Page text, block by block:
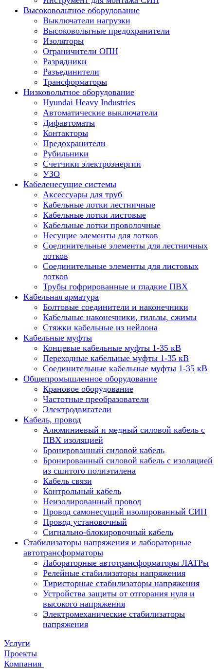
Высоковольтное оборудование
Выключатели нагрузки
Высоковольтные предохранители
Изоляторы
Ограничители ОПН
Разрядники
Разъединители
Трансформаторы
Низковольтное оборудование
Hyundai Heavy Industries
Автоматические выключатели
Дифавтоматы
Контакторы
Предохранители
Рубильники
Счетчики электроэнергии
УЗО
Кабеленесущие системы
Аксессуары для труб
Кабельные лотки лестничные
Кабельные лотки листовые
Кабельные лотки проволочные
Несущие элементы для лотков
Соединительные элементы для лестничных
лотков
Соединительные элементы для листовых
лотков
Трубы гофрированные и гладкие ПВХ
Кабельная арматура
Болтовые соединители и наконечники
Кабельные наконечники, гильзы, сжимы
Стяжки кабельные из нейлона
Кабельные муфты
Концевые кабельные муфты 1-35 кВ
Переходные кабельные муфты 1-35 кВ
Соединительные кабельные муфты 1-35 кВ
Общепромышленное оборудование
Крановое оборудование
Частотные преобразователи
Электродвигатели
Кабель, провод
Алюминиевый и медный силовой кабель с
ПВХ изоляцией
Бронированный силовой кабель
Бронированный силовой кабель с изоляцией
из сшитого полиэтилена
Кабель связи
Контрольный кабель
Неизолированный провод
Провод самонесущий изолированный СИП
Провод установочный
Сигнально-блокировочный кабель
Стабилизаторы напряжения и лабораторные
автотрансформаторы
Лабораторные автотрансформаторы ЛАТРы
Релейные стабилизаторы напряжения
Тиристорные стабилизаторы напряжения
Устройства защиты от отгорания нуля и
высокого напряжения
Электромеханические стабилизаторы
напряжения
Услуги
Проекты
Компания